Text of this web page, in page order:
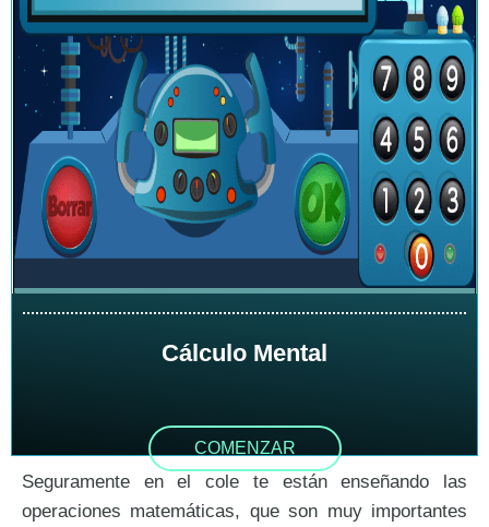
2 cifras con llevadas -
2 cifras con llevadas -
Cálculo Mental
COMENZAR
Seguramente en el cole te están enseñando las
operaciones matemáticas, que son muy importantes